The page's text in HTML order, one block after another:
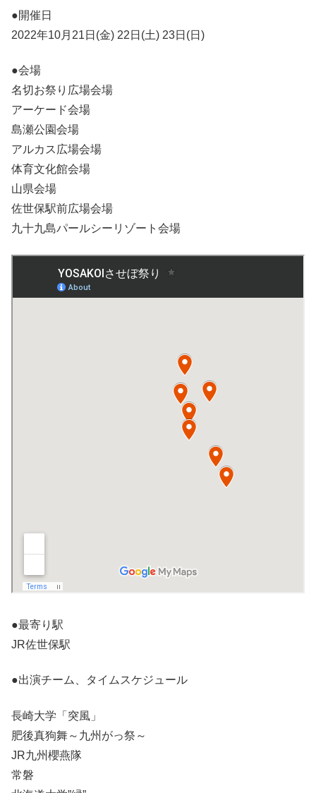
●開催日
2022年10月21日(金) 22日(土) 23日(日)
●会場
名切お祭り広場会場
アーケード会場
島瀬公園会場
アルカス広場会場
体育文化館会場
山県会場
佐世保駅前広場会場
九十九島パールシーリゾート会場
●最寄り駅
JR佐世保駅
●出演チーム、タイムスケジュール
長崎大学「突風」
肥後真狗舞～九州がっ祭～
JR九州櫻燕隊
常磐